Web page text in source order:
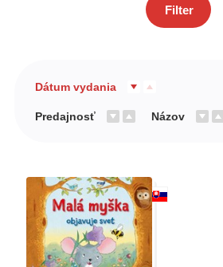
Populárno - náučné pre deti
Predškoláci
Všetky kategórie
Filter
Dátum vydania
Predajnosť Názov